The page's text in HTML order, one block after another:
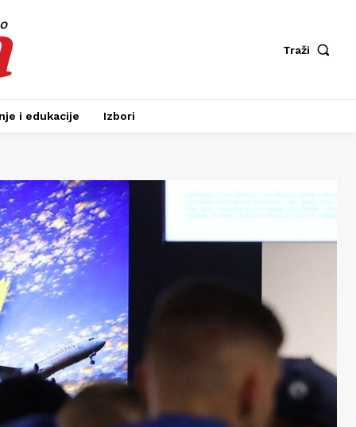
Traži
i edukacije Izbori